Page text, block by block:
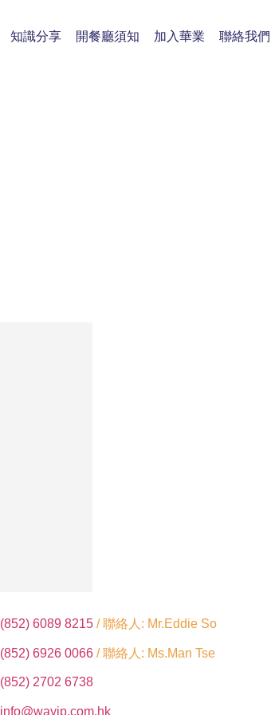
知識分享 開餐廳須知 加入華業 聯絡我們
(852) 6089 8215 / 聯絡人: Mr.Eddie So
(852) 6926 0066/ 聯絡人: Ms.Man Tse
(852) 2702 6738
info@wayip.com.hk